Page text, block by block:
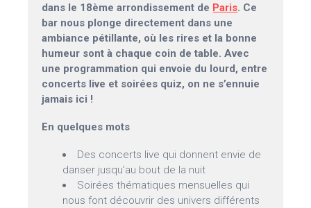
dans le 18ème arrondissement de Paris. Ce
bar nous plonge directement dans une
ambiance pétillante, où les rires et la bonne
humeur sont à chaque coin de table. Avec
une programmation qui envoie du lourd, entre
concerts live et soirées quiz, on ne s’ennuie
jamais ici !
En quelques mots
Des concerts live qui donnent envie de
danser jusqu’au bout de la nuit
Soirées thématiques mensuelles qui
nous font découvrir des univers différents